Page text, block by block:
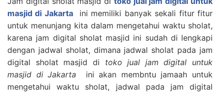
masjid di Jakartaini memiliki banyak sekali fitur fitur
untuk menunjang kita dalam mengetahui waktu sholat,
karena jam digital sholat masjid ini sudah di lengkapi
dengan jadwal sholat, dimana jadwal sholat pada jam
digital sholat masjid di toko jual jam digital untuk
masjid di Jakarta ini akan membntu jamaah untuk
mengetahui waktu sholat, jadwal pada jam digital